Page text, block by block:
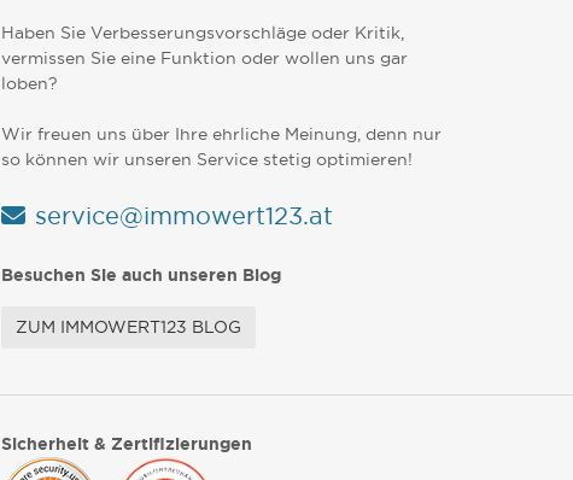
Haben Sie Verbesserungsvorschläge oder Kritik,
vermissen Sie eine Funktion oder wollen uns gar
loben?
Wir freuen uns über Ihre ehrliche Meinung, denn nur
so können wir unseren Service stetig optimieren!
service@immowert123.at
Besuchen Sie auch unseren Blog
ZUM IMMOWERT123 BLOG
Sicherheit & Zertifizierungen